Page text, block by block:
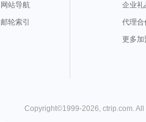
网站导航
邮轮索引
企业礼
代理合
更多加
Copyright©1999-2026, ctrip.com.